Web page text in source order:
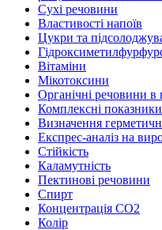
Сухі речовини
Властивості напоїв
Цукри та
Вітаміни
Мікотоксини
Органічні речовини в
Комплексні
Визначення
Експрес-аналіз на
Стійкість
Каламутність
Пектинові речовини
Спирт
Концентрація СО2
Колір